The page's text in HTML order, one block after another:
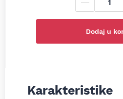
Dodaj u
Karakteristike